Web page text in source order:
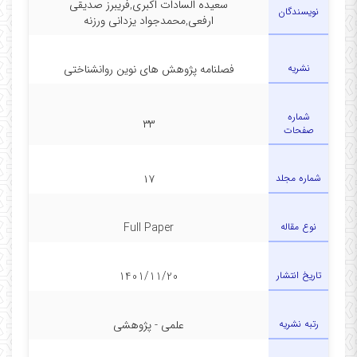
نویسندگان
سعیده السادات اکبری,فریبرز صدیقی
ارفعی,محمدجواد یزدانی ورزنه
نشریه فصلنامه پژوهش های نوین روانشناختی
شماره
صفحات
۳۳
شماره مجلد ۱۷
نوع مقاله Full Paper
تاریخ انتشار 1401/11/20
رتبه نشریه علمی - پژوهشی